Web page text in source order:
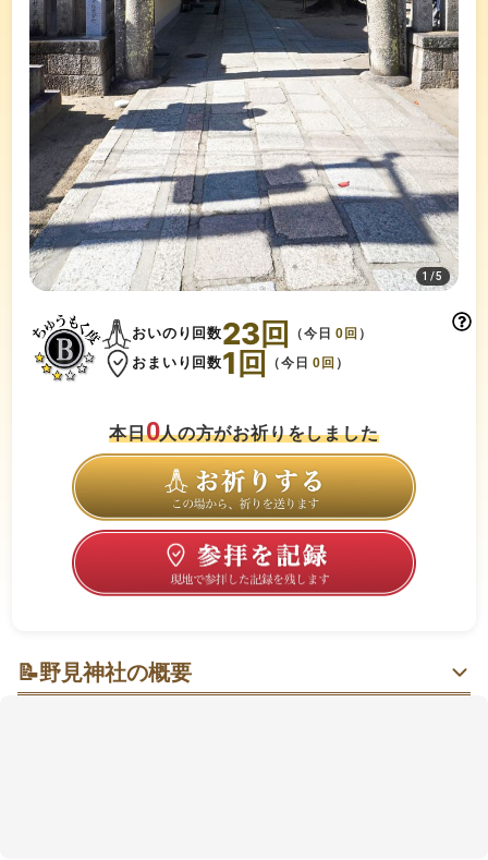
1/5
おいのり回数23回 （今日0回 ）
おまいり回数1 回 （今日0回 ）
本日0人の方がお祈りをしました
📝野見神社の概要